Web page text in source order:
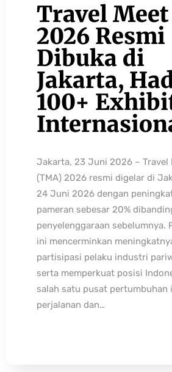
Travel
2026 Resmi
Dibuka di
Jakarta,
100+
Jakarta, 23 Juni 2026 – Travel
(TMA) 2026 resmi digelar di
24 Juni 2026 dengan
pameran sebesar 20%
penyelenggaraan sebelumnya.
ini mencerminkan
partisipasi pelaku industri
serta memperkuat posisi
salah satu pusat pertumbuhan
perjalanan dan…